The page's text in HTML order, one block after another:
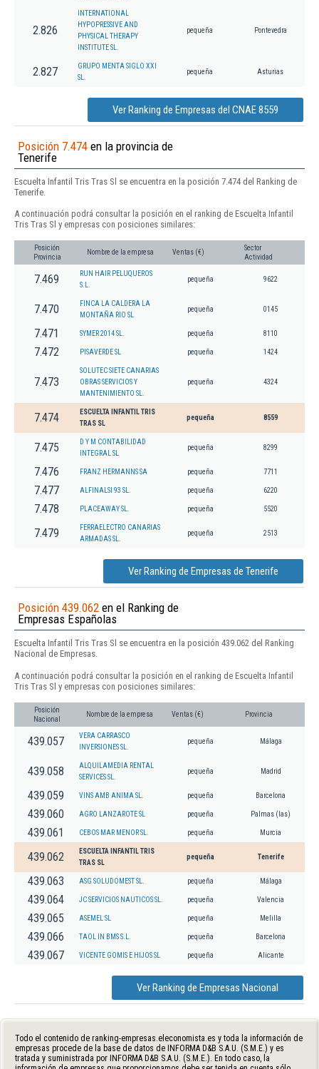
2.826
INTERNATIONAL
HYPOPRESSIVE AND
PHYSICAL THERAPY
INSTITUTE SL.
pequeña Pontevedra
2.827
GRUPO MENTA SIGLO XXI
SL.
pequeña Asturias
Ver Ranking de Empresas del CNAE 8559
Posición 7.474 en la provincia de
Tenerife
Escuelta Infantil Tris Tras Sl se encuentra en la posición 7.474 del Ranking de
Tenerife.
A continuación podrá consultar la posición en el ranking de Escuelta Infantil
Tris Tras Sl y empresas con posiciones similares:
Posición
Provincia
Nombre de la empresa Ventas (€)
Sector
Actividad
7.469
RUN HAIR PELUQUEROS
S.L.
pequeña 9622
7.470
FINCA LA CALDERA LA
MONTAÑA RIO SL
pequeña 0145
7.471 SYMER 2014 SL. pequeña 8110
7.472 PISAVERDE SL pequeña 1424
7.473
SOLUTEC SIETE CANARIAS
OBRAS SERVICIOS Y
MANTENIMIENTO SL.
pequeña 4324
7.474
ESCUELTA INFANTIL TRIS
TRAS SL
pequeña 8559
7.475
D Y M CONTABILIDAD
INTEGRAL SL
pequeña 8299
7.476 FRANZ HERMANNS SA pequeña 7711
7.477 ALFINALSI 93 SL. pequeña 6220
7.478 PLACEAWAY SL. pequeña 5520
7.479
FERRAELECTRO CANARIAS
ARMADAS SL.
pequeña 2513
Ver Ranking de Empresas de Tenerife
Posición 439.062 en el Ranking de
Empresas Españolas
Escuelta Infantil Tris Tras Sl se encuentra en la posición 439.062 del Ranking
Nacional de Empresas.
A continuación podrá consultar la posición en el ranking de Escuelta Infantil
Tris Tras Sl y empresas con posiciones similares:
Posición
Nacional
Nombre de la empresa Ventas (€) Provincia
439.057
VERA CARRASCO
INVERSIONES SL.
pequeña Málaga
439.058
ALQUILAMEDIA RENTAL
SERVICES SL.
pequeña Madrid
439.059 VINS AMB ANIMA SL. pequeña Barcelona
439.060 AGRO LANZAROTE SL pequeña Palmas (las)
439.061 CEBOS MAR MENOR SL. pequeña Murcia
439.062
ESCUELTA INFANTIL TRIS
TRAS SL
pequeña Tenerife
439.063 ASG SOLUDOMEST SL. pequeña Málaga
439.064 JC SERVICIOS NAUTICOS SL. pequeña Valencia
439.065 ASEMEL SL pequeña Melilla
439.066 TAOL IN BMS S.L. pequeña Barcelona
439.067 VICENTE GOMIS E HIJOS SL pequeña Alicante
Ver Ranking de Empresas Nacional
Todo el contenido de ranking-empresas.eleconomista.es y toda la información de
empresas procede de la base de datos de INFORMA D&B S.A.U. (S.M.E.) y es
tratada y suministrada por INFORMA D&B S.A.U. (S.M.E.). En todo caso, la